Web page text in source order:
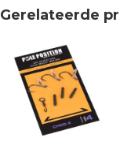
Gerelateerde